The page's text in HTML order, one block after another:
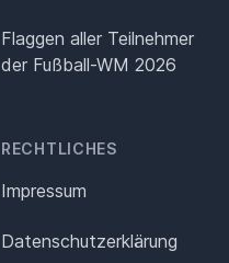
Flaggen aller Teilnehmer
der Fußball-WM 2026
RECHTLICHES
Impressum
Datenschutz­erklärung